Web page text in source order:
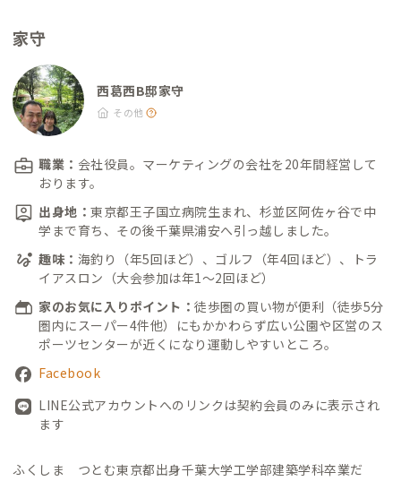
鳥繁：徒歩10分 インド料理 ・ムンバイパレス：徒歩4分（ビリ
ヤニが美味しい、インド式中華もあり） ・アムダスラビー：徒
歩7分（本場のスパイス使いを味わう南インド料理） ・インドレ
ストラン＆バー ムナル：徒歩7分（日本人にも食べやすいインド
カレー） ・スパイスマジック カルカッタ本店：徒歩9分（「江
戸川インド人会」会長チャンドラニさんが営む北インド料理
店）
家守
西葛西B邸家守
その他
職業： 会社役員。マーケティングの会社を20年間経営して
おります。
出身地： 東京都王子国立病院生まれ、杉並区阿佐ヶ谷で中
学まで育ち、その後千葉県浦安へ引っ越しました。
趣味： 海釣り（年5回ほど）、ゴルフ（年4回ほど）、トラ
イアスロン（大会参加は年1～2回ほど）
家のお気に入りポイント： 徒歩圏の買い物が便利（徒歩5分
圏内にスーパー4件他）にもかかわらず広い公園や区営のス
ポーツセンターが近くになり運動しやすいところ。
Facebook
LINE公式アカウントへのリンクは契約会員のみに表示され
ます
ふくしま つとむ東京都出身千葉大学工学部建築学科卒業だ